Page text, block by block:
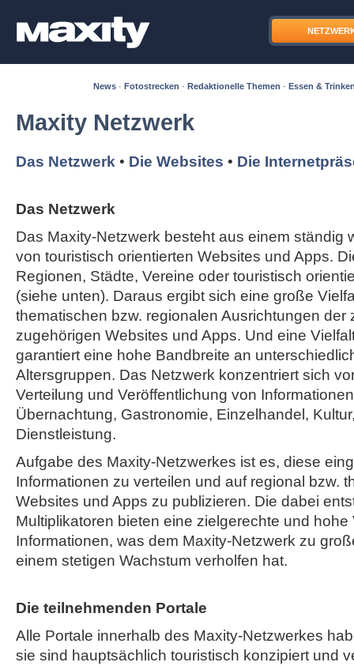
News · Fotostrecken · Redaktionelle Themen · Essen &
Maxity Netzwerk
Das Netzwerk • Die Websites • Die
Das Netzwerk
Das Maxity-Netzwerk besteht aus einem ständig
von touristisch orientierten Websites und Apps.
Regionen, Städte, Vereine oder touristisch
(siehe unten). Daraus ergibt sich eine große
thematischen bzw. regionalen Ausrichtungen der
zugehörigen Websites und Apps. Und eine
garantiert eine hohe Bandbreite an
Altersgruppen. Das Netzwerk konzentriert sich
Verteilung und Veröffentlichung von
Übernachtung, Gastronomie, Einzelhandel,
Dienstleistung.
Aufgabe des Maxity-Netzwerkes ist es, diese
Informationen zu verteilen und auf regional bzw.
Websites und Apps zu publizieren. Die dabei
Multiplikatoren bieten eine zielgerechte und hohe
Informationen, was dem Maxity-Netzwerk zu
einem stetigen Wachstum verholfen hat.
Die teilnehmenden Portale
Alle Portale innerhalb des Maxity-Netzwerkes
sie sind hauptsächlich touristisch konzipiert und